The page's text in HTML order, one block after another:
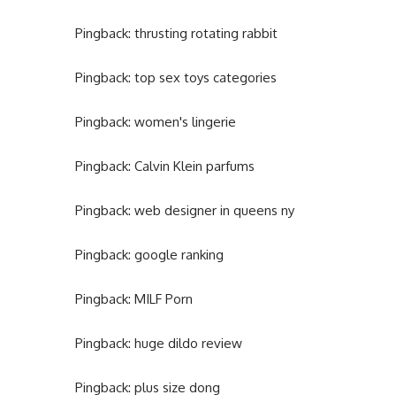
Pingback: thrusting rotating rabbit
Pingback: top sex toys categories
Pingback: women's lingerie
Pingback: Calvin Klein parfums
Pingback: web designer in queens ny
Pingback: google ranking
Pingback: MILF Porn
Pingback: huge dildo review
Pingback: plus size dong